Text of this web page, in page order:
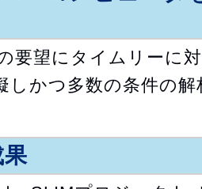
要望にタイムリーに
しかつ多数の条件の